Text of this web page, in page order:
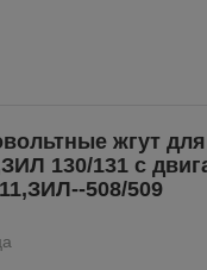
жгут для
130/131 с
508/509